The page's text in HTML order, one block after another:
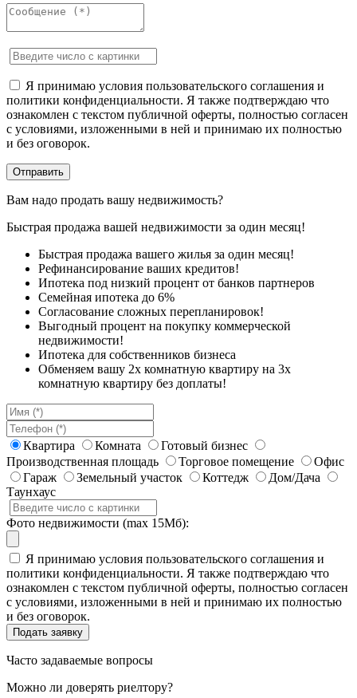
Я принимаю условия пользовательского соглашения и
политики конфиденциальности. Я также подтверждаю что
ознакомлен с текстом публичной оферты, полностью согласен
с условиями, изложенными в ней и принимаю их полностью
и без оговорок.
Вам надо продать вашу недвижимость?
Быстрая продажа вашей недвижимости за один месяц!
Быстрая продажа вашего жилья за один месяц!
Рефинансирование ваших кредитов!
Ипотека под низкий процент от банков партнеров
Семейная ипотека до 6%
Согласование сложных перепланировок!
Выгодный процент на покупку коммерческой
недвижимости!
Ипотека для собственников бизнеса
Обменяем вашу 2х комнатную квартиру на 3х
комнатную квартиру без доплаты!
Квартира Комната
Готовый бизнес
Производственная площадь
Торговое помещение
Офис
Гараж
Земельный участок Коттедж
Дом/Дача
Таунхаус
Фото недвижимости (max 15Мб):
Я принимаю условия пользовательского соглашения и
политики конфиденциальности. Я также подтверждаю что
ознакомлен с текстом публичной оферты, полностью согласен
с условиями, изложенными в ней и принимаю их полностью
и без оговорок.
Часто задаваемые вопросы
Можно ли доверять риелтору?